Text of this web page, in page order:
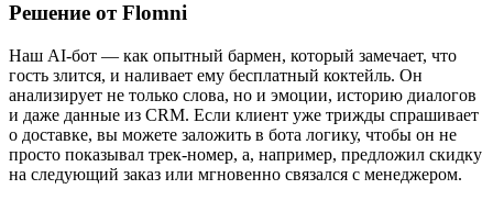
Решение от Flomni
Наш AI-бот — как опытный бармен, который замечает, что
гость злится, и наливает ему бесплатный коктейль. Он
анализирует не только слова, но и эмоции, историю диалогов
и даже данные из CRM. Если клиент уже трижды спрашивает
о доставке, вы можете заложить в бота логику, чтобы он не
просто показывал трек-номер, а, например, предложил скидку
на следующий заказ или мгновенно связался с менеджером.